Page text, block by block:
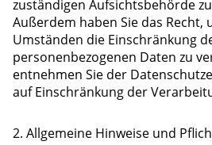
zuständigen Aufsichtsbehörde
Außerdem haben Sie das
Umständen die Einschränkung
personenbezogenen Daten zu
entnehmen Sie der
auf Einschränkung der
2. Allgemeine Hinweise und